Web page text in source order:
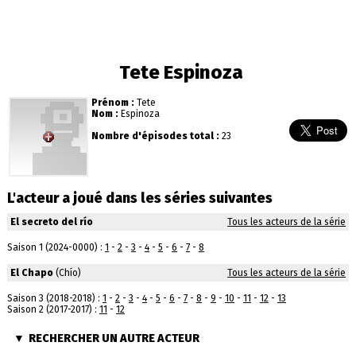
Tete Espinoza
Prénom : Tete
Nom : Espinoza
Nombre d'épisodes total : 23
L'acteur a joué dans les séries suivantes
El secreto del río Tous les acteurs de la série
Saison 1 (2024-0000) : 1 - 2- 3 - 4- 5 - 6 - 7- 8
El Chapo(Chío) Tous les acteurs de la série
Saison 3 (2018-2018) : 1 - 2- 3 - 4- 5 - 6 - 7- 8 - 9 - 10 - 11 - 12- 13
Saison 2 (2017-2017) : 11 - 12
RECHERCHER UN AUTRE ACTEUR